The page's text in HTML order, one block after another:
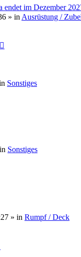
endet im Dezember
» in Ausrüstung /
Sonstiges
Sonstiges
» in Rumpf / Deck